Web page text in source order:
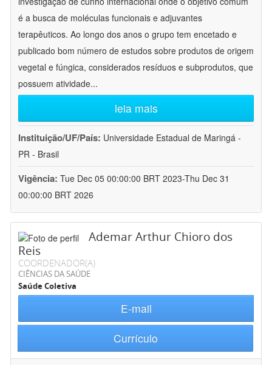
é a busca de moléculas funcionais e adjuvantes
terapêuticos. Ao longo dos anos o grupo tem encetado e
publicado bom número de estudos sobre produtos de origem
vegetal e fúngica, considerados resíduos e subprodutos, que
possuem atividade...
leia mais
Instituição/UF/País: Universidade Estadual de Maringá -
PR - Brasil
Vigência: Tue Dec 05 00:00:00 BRT 2023-Thu Dec 31
00:00:00 BRT 2026
Ademar Arthur Chioro dos
Reis
COORDENADOR(A)
CIÊNCIAS DA SAÚDE
Saúde Coletiva
E-mail
Currículo